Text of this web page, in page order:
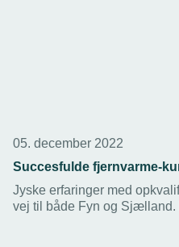
05. december 2022
Succesfulde fjernvarme-
Jyske erfaringer med
vej til både Fyn og Sjælland.